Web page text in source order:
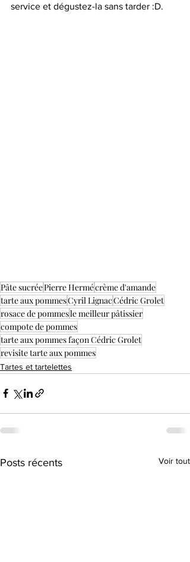
service et dégustez-la sans tarder :D.
Pâte sucréePierre Hermécrème d'amande
tarte aux pommesCyril LignacCédric Grolet
rosace de pommesle meilleur pâtissier
compote de pommes
tarte aux pommes façon Cédric Grolet
revisite tarte aux pommes
Tartes et tartelettes
Posts récents Voir tout